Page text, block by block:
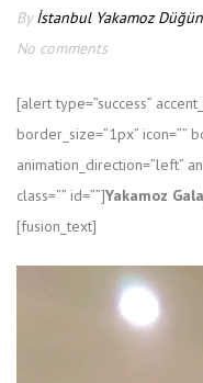
Byİstanbul Yakamoz
No comments
[alert type=”success”
border_size=”1px” icon=””
animation_direction=”left”
class=”” id=””]Yakamoz
[fusion_text]